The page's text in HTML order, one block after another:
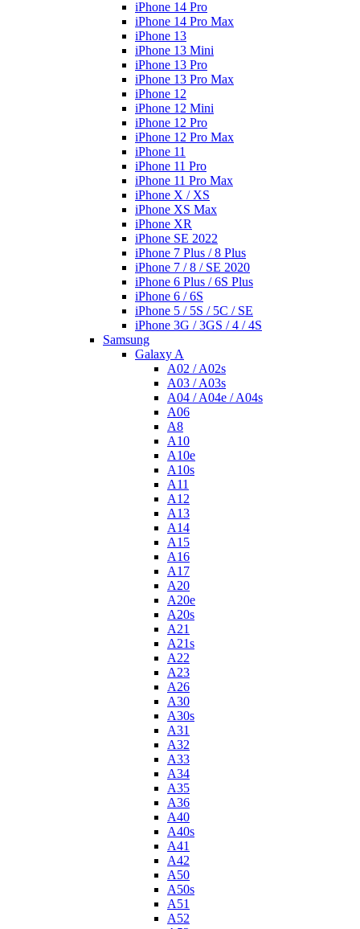
iPhone 14 Pro
iPhone 14 Pro Max
iPhone 13
iPhone 13 Mini
iPhone 13 Pro
iPhone 13 Pro Max
iPhone 12
iPhone 12 Mini
iPhone 12 Pro
iPhone 12 Pro Max
iPhone 11
iPhone 11 Pro
iPhone 11 Pro Max
iPhone X / XS
iPhone XS Max
iPhone XR
iPhone SE 2022
iPhone 7 Plus / 8 Plus
iPhone 7 / 8 / SE 2020
iPhone 6 Plus / 6S Plus
iPhone 6 / 6S
iPhone 5 / 5S / 5C / SE
iPhone 3G / 3GS / 4 / 4S
Samsung
Galaxy A
A02 / A02s
A03 / A03s
A04 / A04e / A04s
A06
A8
A10
A10e
A10s
A11
A12
A13
A14
A15
A16
A17
A20
A20e
A20s
A21
A21s
A22
A23
A26
A30
A30s
A31
A32
A33
A34
A35
A36
A40
A40s
A41
A42
A50
A50s
A51
A52